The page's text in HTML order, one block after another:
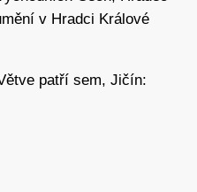
cest si přitom uchovává
popisů krajiny,
sestavuje do podoby
v Hradci Králové
patří sem, Jičín: